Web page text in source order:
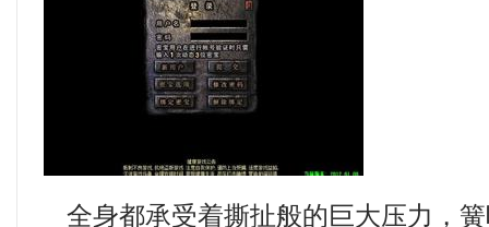
全身都承受着撕扯般的巨大压力，